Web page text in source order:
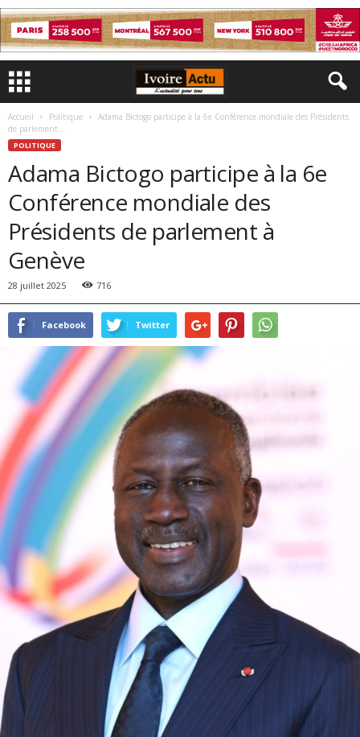
Accueil Politique
Adama Bictogo participe à la 6e Conférence mondiale des Présidents
de parlement...
POLITIQUE
Adama Bictogo participe à la 6e
Conférence mondiale des
Présidents de parlement à
Genève
28 juillet 2025 716
Facebook Twitter